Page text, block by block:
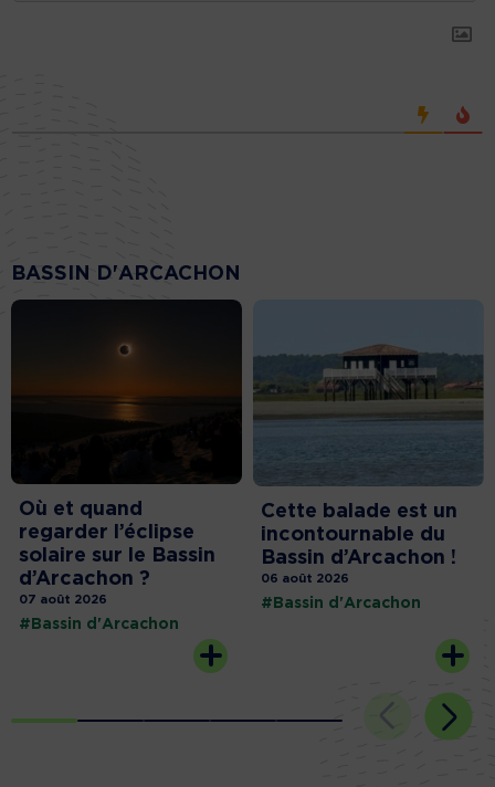
BASSIN D'ARCACHON
Où et quand
regarder l’éclipse
solaire sur le Bassin
d’Arcachon ?
07 août 2026
#Bassin d'Arcachon
Cette balade est un
incontournable du
Bassin d’Arcachon !
06 août 2026
#Bassin d'Arcachon